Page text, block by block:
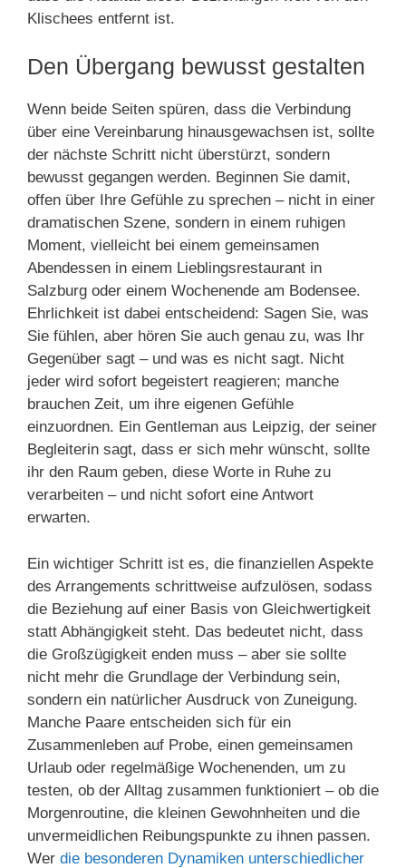
Klischees entfernt ist.
Den Übergang bewusst gestalten
Wenn beide Seiten spüren, dass die Verbindung
über eine Vereinbarung hinausgewachsen ist, sollte
der nächste Schritt nicht überstürzt, sondern
bewusst gegangen werden. Beginnen Sie damit,
offen über Ihre Gefühle zu sprechen – nicht in einer
dramatischen Szene, sondern in einem ruhigen
Moment, vielleicht bei einem gemeinsamen
Abendessen in einem Lieblingsrestaurant in
Salzburg oder einem Wochenende am Bodensee.
Ehrlichkeit ist dabei entscheidend: Sagen Sie, was
Sie fühlen, aber hören Sie auch genau zu, was Ihr
Gegenüber sagt – und was es nicht sagt. Nicht
jeder wird sofort begeistert reagieren; manche
brauchen Zeit, um ihre eigenen Gefühle
einzuordnen. Ein Gentleman aus Leipzig, der seiner
Begleiterin sagt, dass er sich mehr wünscht, sollte
ihr den Raum geben, diese Worte in Ruhe zu
verarbeiten – und nicht sofort eine Antwort
erwarten.
Ein wichtiger Schritt ist es, die finanziellen Aspekte
des Arrangements schrittweise aufzulösen, sodass
die Beziehung auf einer Basis von Gleichwertigkeit
statt Abhängigkeit steht. Das bedeutet nicht, dass
die Großzügigkeit enden muss – aber sie sollte
nicht mehr die Grundlage der Verbindung sein,
sondern ein natürlicher Ausdruck von Zuneigung.
Manche Paare entscheiden sich für ein
Zusammenleben auf Probe, einen gemeinsamen
Urlaub oder regelmäßige Wochenenden, um zu
testen, ob der Alltag zusammen funktioniert – ob die
Morgenroutine, die kleinen Gewohnheiten und die
unvermeidlichen Reibungspunkte zu ihnen passen.
Wer die besonderen Dynamiken unterschiedlicher